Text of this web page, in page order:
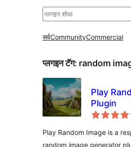
शोधा
सर्वCommunityCommercial
प्लगइन टॅग: random
Play
Plugin
Play Random Image is a
random image generator